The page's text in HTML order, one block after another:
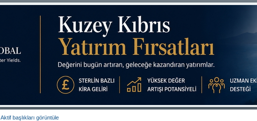
Aktif başlıkları görüntüle